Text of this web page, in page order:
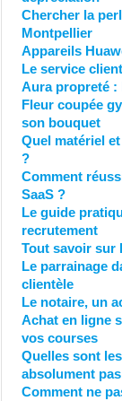
Chercher la
Montpellier
Appareils
Le service
Aura propreté :
Fleur coupée
son bouquet
Quel matériel
?
Comment
SaaS ?
Le guide
recrutement
Tout savoir sur
Le parrainage
clientèle
Le notaire, un
Achat en ligne
vos courses
Quelles sont
absolument
Comment ne